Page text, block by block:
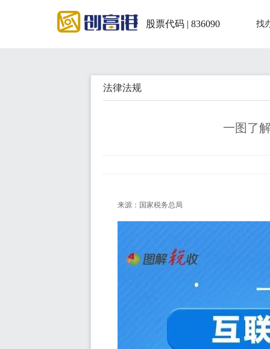
股票代码 | 836090 找
法律法规
一图了
来源：国家税务总局